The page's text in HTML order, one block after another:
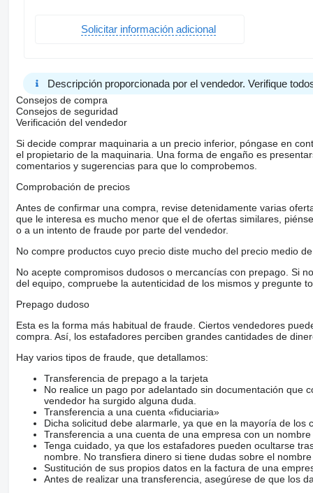
Solicitar información adicional
Descripción proporcionada por el vendedor. Verifique
Consejos de compra
Consejos de seguridad
Verificación del vendedor
Si decide comprar maquinaria a un precio inferior, póngase en
el propietario de la maquinaria. Una forma de engaño es
comentarios y sugerencias para que lo comprobemos.
Comprobación de precios
Antes de confirmar una compra, revise detenidamente varias
que le interesa es mucho menor que el de ofertas similares,
o a un intento de fraude por parte del vendedor.
No compre productos cuyo precio diste mucho del precio medio
No acepte compromisos dudosos o mercancías con prepago. Si
del equipo, compruebe la autenticidad de los mismos y pregunte
Prepago dudoso
Esta es la forma más habitual de fraude. Ciertos vendedores
compra. Así, los estafadores perciben grandes cantidades de
Hay varios tipos de fraude, que detallamos:
Transferencia de prepago a la tarjeta
No realice un pago por adelantado sin documentación que
vendedor ha surgido alguna duda.
Transferencia a una cuenta «fiduciaria»
Dicha solicitud debe alarmarle, ya que en la mayoría de los
Transferencia a una cuenta de una empresa con un nombre
Tenga cuidado, ya que los estafadores pueden ocultarse
nombre. No transfiera dinero si tiene dudas sobre el
Sustitución de sus propios datos en la factura de una
Antes de realizar una transferencia, asegúrese de que los